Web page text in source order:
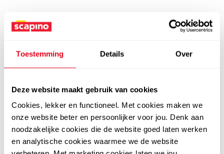
Toestemming Details Over
Deze website maakt gebruik van cookies
Cookies, lekker en functioneel. Met cookies maken we
onze website beter en persoonlijker voor jou. Denk aan
noodzakelijke cookies die de website goed laten werken
en analytische cookies waarmee we de website